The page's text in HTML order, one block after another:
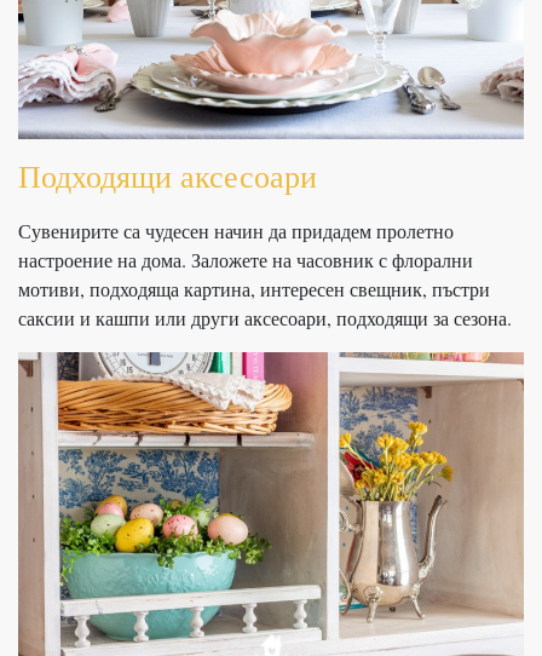
Подходящи аксесоари
Сувенирите са чудесен начин да придадем пролетно
настроение на дома. Заложете на часовник с флорални
мотиви, подходяща картина, интересен свещник, пъстри
саксии и кашпи или други аксесоари, подходящи за сезона.